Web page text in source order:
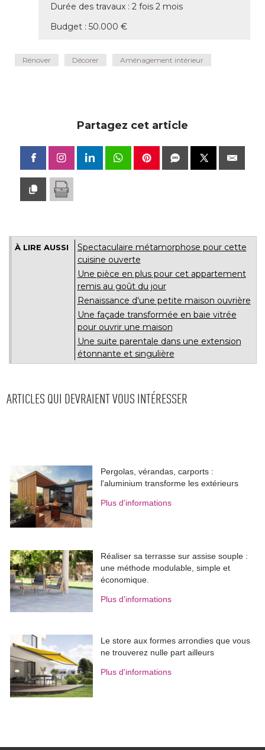
Durée des travaux : 2 fois 2 mois
Budget : 50.000 €
Rénover Décorer Aménagement intérieur
Partagez cet article
À LIRE AUSSI
Spectaculaire métamorphose pour cette
cuisine ouverte
Une pièce en plus pour cet appartement
remis au goût du jour
Renaissance d'une petite maison ouvrière
Une façade transformée en baie vitrée
pour ouvrir une maison
Une suite parentale dans une extension
étonnante et singulière
ARTICLES QUI DEVRAIENT VOUS INTÉRESSER
Pergolas, vérandas, carports :
l'aluminium transforme les extérieurs
Plus d'informations
Réaliser sa terrasse sur assise souple :
une méthode modulable, simple et
économique.
Plus d'informations
Le store aux formes arrondies que vous
ne trouverez nulle part ailleurs
Plus d'informations